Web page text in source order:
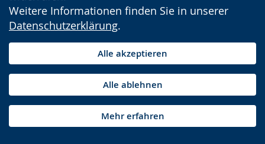
Weitere Informationen finden Sie in unserer
Datenschutzerklärung.
Alle akzeptieren
Alle ablehnen
Mehr erfahren